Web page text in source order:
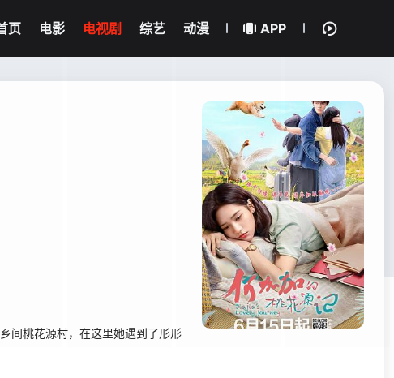
页 电影 电视剧 综艺 动漫 APP
间桃花源村，在这里她遇到了形形